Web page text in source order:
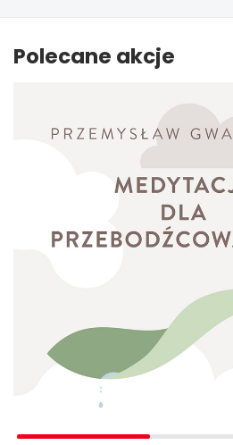
Polecane akcje